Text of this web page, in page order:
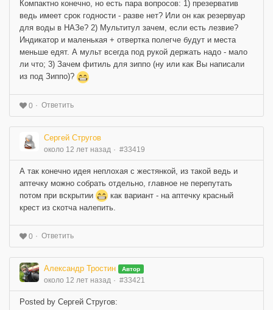
Компактно конечно, но есть пара вопросов: 1) презерватив
ведь имеет срок годности - разве нет? Или он как резервуар
для воды в НАЗе? 2) Мультитул зачем, если есть лезвие?
Индикатор и маленькая + отвертка полегче будут и места
меньше едят. А мульт всегда под рукой держать надо - мало
ли что; 3) Зачем фитиль для зиппо (ну или как Вы написали
из под Зиппо)?
0 Ответить
Сергей Стругов
около 12 лет назад #33419
А так конечно идея неплохая с жестянкой, из такой ведь и
аптечку можно собрать отдельно, главное не перепутать
потом при вскрытии
как вариант - на аптечку красный
крест из скотча налепить.
0 Ответить
Александр Тростин Автор
около 12 лет назад #33421
Posted by Сергей Стругов: